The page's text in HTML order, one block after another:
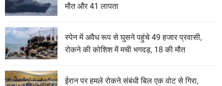
मौत और 41 लापता
स्पेन में अवैध रूप से घुसने पहुंचे 49 हजार प्रवासी,
रोकने की कोशिश में मची भगदड़, 18 की मौत
ईरान पर हमले रोकने संबंधी बिल एक वोट से गिरा,